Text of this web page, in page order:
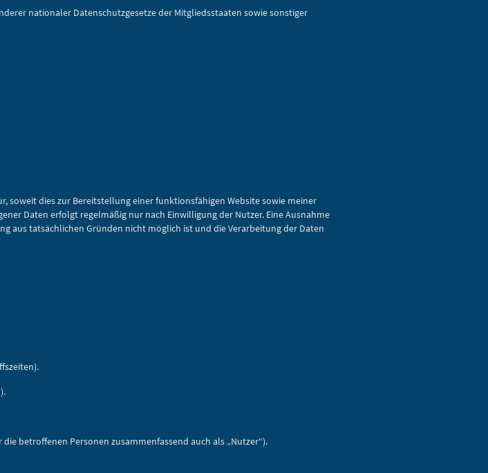
nationaler Datenschutzgesetze der Mitgliedsstaaten sowie sonstiger
soweit dies zur Bereitstellung einer funktionsfähigen Website sowie meiner
Daten erfolgt regelmäßig nur nach Einwilligung der Nutzer. Eine Ausnahme
aus tatsächlichen Gründen nicht möglich ist und die Verarbeitung der Daten
betroffenen Personen zusammenfassend auch als „Nutzer“).